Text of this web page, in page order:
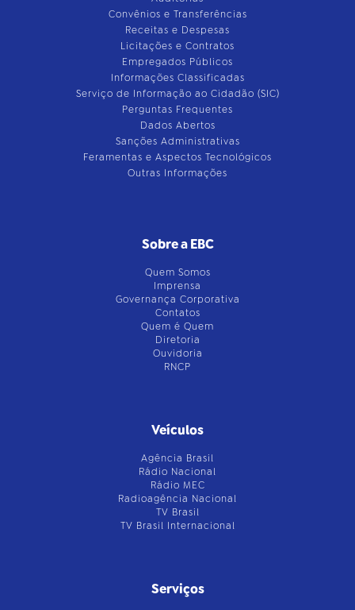
Convênios e Transferências
Receitas e Despesas
Licitações e Contratos
Empregados Públicos
Informações Classificadas
Serviço de Informação ao Cidadão (SIC)
Perguntas Frequentes
Dados Abertos
Sanções Administrativas
Feramentas e Aspectos Tecnológicos
Outras Informações
Sobre a EBC
Quem Somos
Imprensa
Governança Corporativa
Contatos
Quem é Quem
Diretoria
Ouvidoria
RNCP
Veículos
Agência Brasil
Rádio Nacional
Rádio MEC
Radioagência Nacional
TV Brasil
TV Brasil Internacional
Serviços